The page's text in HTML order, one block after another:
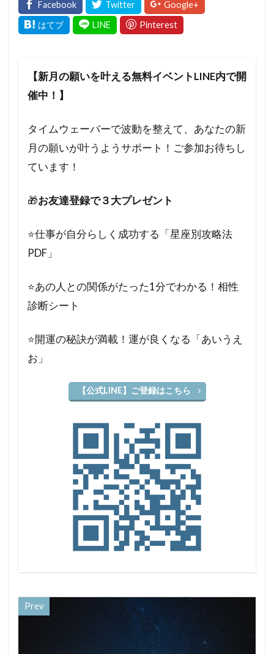
【新月の願いを叶える無料イベントLINE内で開
催中！】
タイムウェーバーで波動を整えて、あなたの新
月の願いが叶うようサポート！ご参加お待ちし
ています！
🎁お友達登録で３大プレゼント
⭐️仕事が自分らしく成功する「星座別攻略法
PDF」
⭐️あの人との関係がたった1分でわかる！相性
診断シート
⭐️開運の秘訣が満載！運が良くなる「あいうえ
お」
【公式LINE】ご登録はこちら
Prev